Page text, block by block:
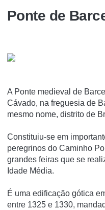
Ponte de
A Ponte medieval de
Cávado, na freguesia de
mesmo nome, distrito de
Constituiu-se em
peregrinos do Caminho
grandes feiras que se
Idade Média.
É uma edificação gótica
entre 1325 e 1330,